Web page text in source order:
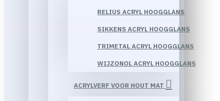
RELIUS ACRYL HOOGGLANS
SIKKENS ACRYL HOOGGLANS
TRIMETAL ACRYL HOOGGLANS
WIJZONOL ACRYL HOOGGLANS
ACRYLVERF VOOR HOUT MAT